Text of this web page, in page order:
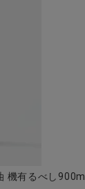
機有るべし900ml